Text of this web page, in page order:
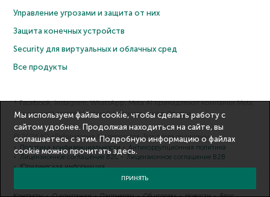
Управление угрозами и защита от них
Защита конечных устройств
Security для виртуальных и облачных сред
Все продукты
* Facebook, Instagram, WhatsApp, Meta AI принадлежат компании Meta,
признанной экстремистской организацией в России.
© 2026 АО «Лаборатория Касперского». Все права защищены.
Политика конфиденциальности
Антикоррупционная политика
Лицензионное соглашение B2C
Лицензионное соглашение B2B
Юридическая информация
Мы используем файлы cookie, чтобы сделать работу с
сайтом удобнее. Продолжая находиться на сайте, вы
соглашаетесь с этим. Подробную информацию о файлах
cookie можно прочитатьздесь.
ПРИНЯТЬ